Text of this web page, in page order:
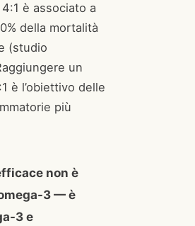
è associato a
della mortalità
(studio
un
è l’obiettivo delle
più
non è
3 — è
3 e